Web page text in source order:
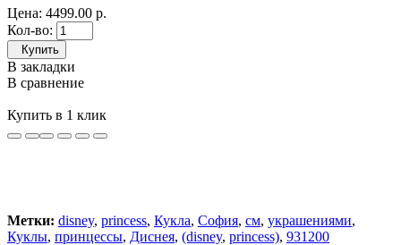
Цена: 4499.00 р.
Кол-во:
Купить
В закладки
В сравнение
Купить в 1 клик
Метки: disney, princess, Кукла, София, см, украшениями,
Куклы, принцессы, Диснея, (disney, princess), 931200